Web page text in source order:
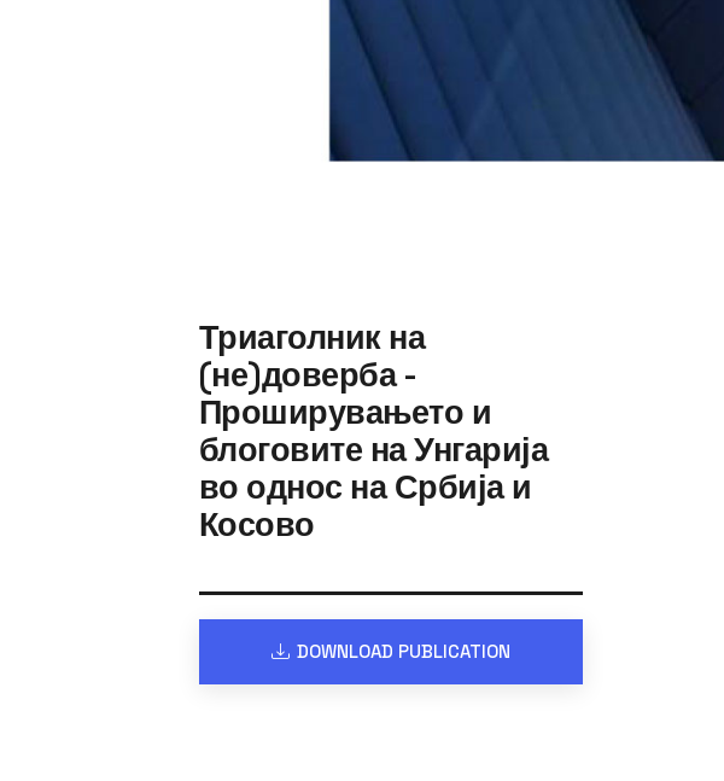
Триаголник на
(не)доверба -
Проширувањето и
блоговите на Унгарија
во однос на Србија и
Косово
DOWNLOAD PUBLICATION